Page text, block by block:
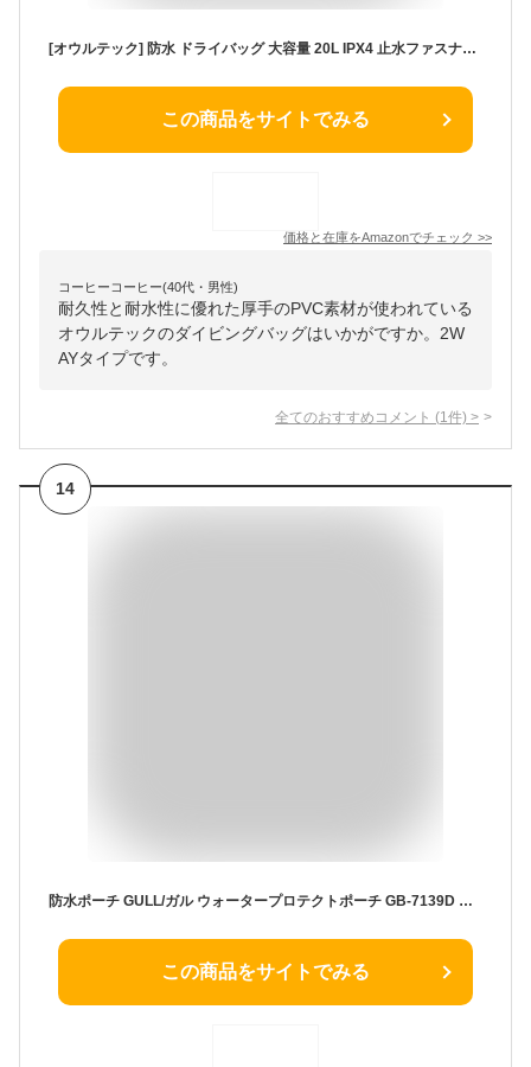
[オウルテック] 防水 ドライバッグ 大容量 20L IPX4 止水ファスナー 2Way【手提げ/肩掛け】 PVC素材 ポケット キーフック 型崩れ防止 スポーツ レジャー ブラック OWL-WPBAG11-BK
この商品をサイトでみる
価格と在庫をAmazonでチェック >>
コーヒーコーヒー(40代・男性)
耐久性と耐水性に優れた厚手のPVC素材が使われている
オウルテックのダイビングバッグはいかがですか。2W
AYタイプです。
全てのおすすめコメント (1 件) >
14
防水ポーチ GULL/ガル ウォータープロテクトポーチ GB-7139D スノーケリング ダイビング アウトドア 防水 プロテクト ポーチ
この商品をサイトでみる